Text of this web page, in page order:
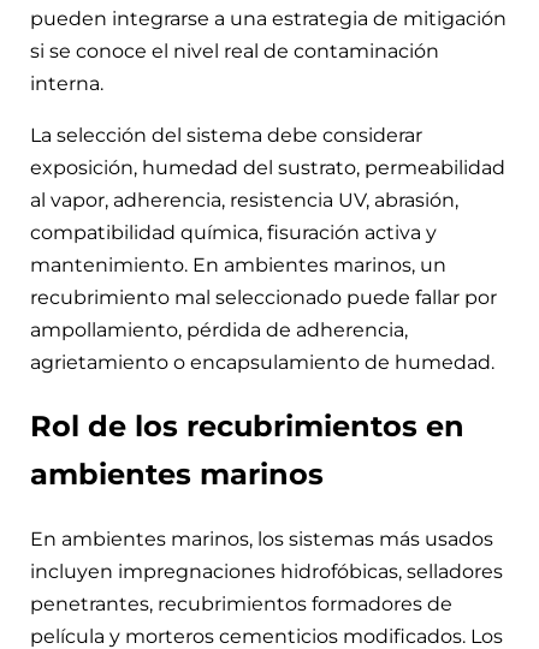
pueden integrarse a una estrategia de mitigación
si se conoce el nivel real de contaminación
interna.
La selección del sistema debe considerar
exposición, humedad del sustrato, permeabilidad
al vapor, adherencia, resistencia UV, abrasión,
compatibilidad química, fisuración activa y
mantenimiento. En ambientes marinos, un
recubrimiento mal seleccionado puede fallar por
ampollamiento, pérdida de adherencia,
agrietamiento o encapsulamiento de humedad.
Rol de los recubrimientos en
ambientes marinos
En ambientes marinos, los sistemas más usados
incluyen impregnaciones hidrofóbicas, selladores
penetrantes, recubrimientos formadores de
película y morteros cementicios modificados. Los